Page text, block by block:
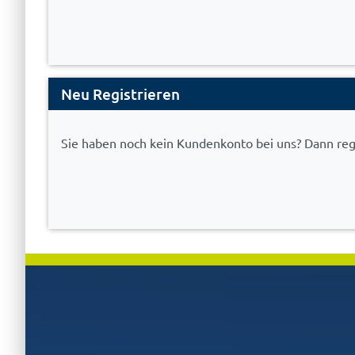
Neu Registrieren
Sie haben noch kein Kundenkonto bei uns? Dann